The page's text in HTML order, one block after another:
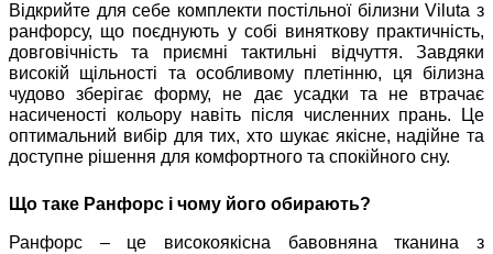
Відкрийте для себе комплекти постільної білизни Viluta з
ранфорсу, що поєднують у собі виняткову практичність,
довговічність та приємні тактильні відчуття. Завдяки
високій щільності та особливому плетінню, ця білизна
чудово зберігає форму, не дає усадки та не втрачає
насиченості кольору навіть після численних прань. Це
оптимальний вибір для тих, хто шукає якісне, надійне та
доступне рішення для комфортного та спокійного сну.
Що таке Ранфорс і чому його обирають?
Ранфорс – це високоякісна бавовняна тканина з